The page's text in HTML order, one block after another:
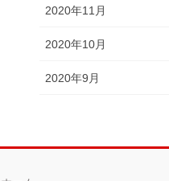
2020年11月
2020年10月
2020年9月